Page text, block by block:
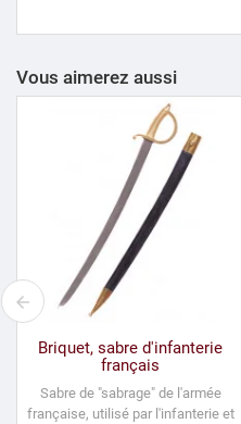
Vous aimerez aussi
Briquet, sabre d'infanterie
français
Sabre de "sabrage" de l'armée
française, utilisé par l'infanterie et